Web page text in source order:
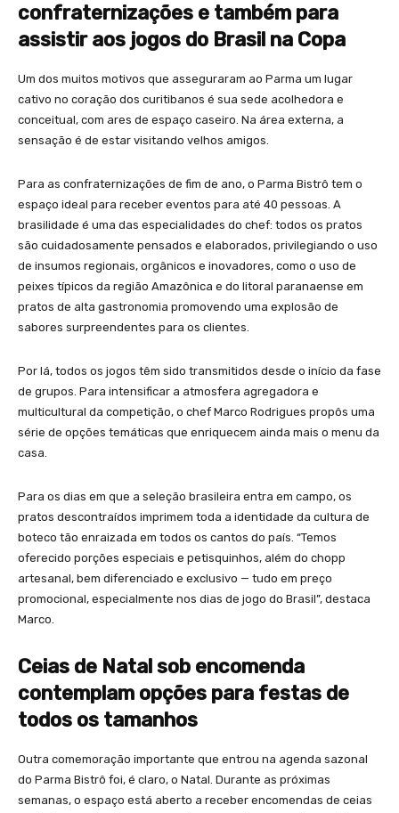
confraternizações e também para
assistir aos jogos do Brasil na Copa
Um dos muitos motivos que asseguraram ao Parma um lugar
cativo no coração dos curitibanos é sua sede acolhedora e
conceitual, com ares de espaço caseiro. Na área externa, a
sensação é de estar visitando velhos amigos.
Para as confraternizações de fim de ano, o Parma Bistrô tem o
espaço ideal para receber eventos para até 40 pessoas. A
brasilidade é uma das especialidades do chef: todos os pratos
são cuidadosamente pensados e elaborados, privilegiando o uso
de insumos regionais, orgânicos e inovadores, como o uso de
peixes típicos da região Amazônica e do litoral paranaense em
pratos de alta gastronomia promovendo uma explosão de
sabores surpreendentes para os clientes.
Por lá, todos os jogos têm sido transmitidos desde o início da fase
de grupos. Para intensificar a atmosfera agregadora e
multicultural da competição, o chef Marco Rodrigues propôs uma
série de opções temáticas que enriquecem ainda mais o menu da
casa.
Para os dias em que a seleção brasileira entra em campo, os
pratos descontraídos imprimem toda a identidade da cultura de
boteco tão enraizada em todos os cantos do país. “Temos
oferecido porções especiais e petisquinhos, além do chopp
artesanal, bem diferenciado e exclusivo — tudo em preço
promocional, especialmente nos dias de jogo do Brasil”, destaca
Marco.
Ceias de Natal sob encomenda
contemplam opções para festas de
todos os tamanhos
Outra comemoração importante que entrou na agenda sazonal
do Parma Bistrô foi, é claro, o Natal. Durante as próximas
semanas, o espaço está aberto a receber encomendas de ceias